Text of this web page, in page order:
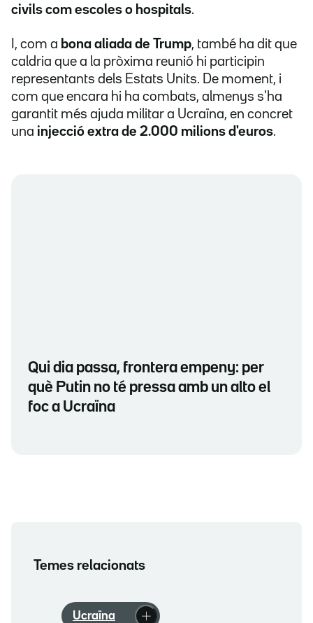
civils com escoles o hospitals.
I, com a bona aliada de Trump, també ha dit que
caldria que a la pròxima reunió hi participin
representants dels Estats Units. De moment, i
com que encara hi ha combats, almenys s'ha
garantit més ajuda militar a Ucraïna, en concret
una injecció extra de 2.000 milions d'euros.
Qui dia passa, frontera empeny: per
què Putin no té pressa amb un alto el
foc a Ucraïna
Temes relacionats
Ucraïna